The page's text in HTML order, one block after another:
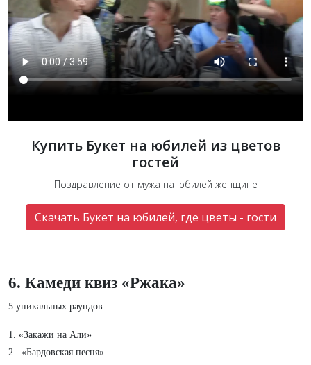
Купить Букет на юбилей из цветов
гостей
Поздравление от мужа на юбилей женщине
Скачать Букет на юбилей, где цветы - гости
6. Камеди квиз «‎Ржака»
5 уникальных раундов:
1. «Закажи на Али»
2. «Бардовская песня»